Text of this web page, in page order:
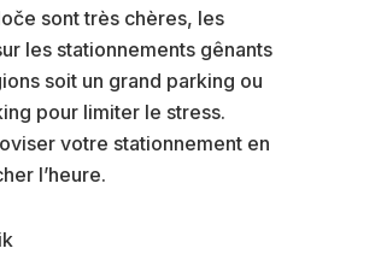
sont très chères, les
les stationnements gênants
soit un grand parking ou
pour limiter le stress.
votre stationnement en
l’heure.